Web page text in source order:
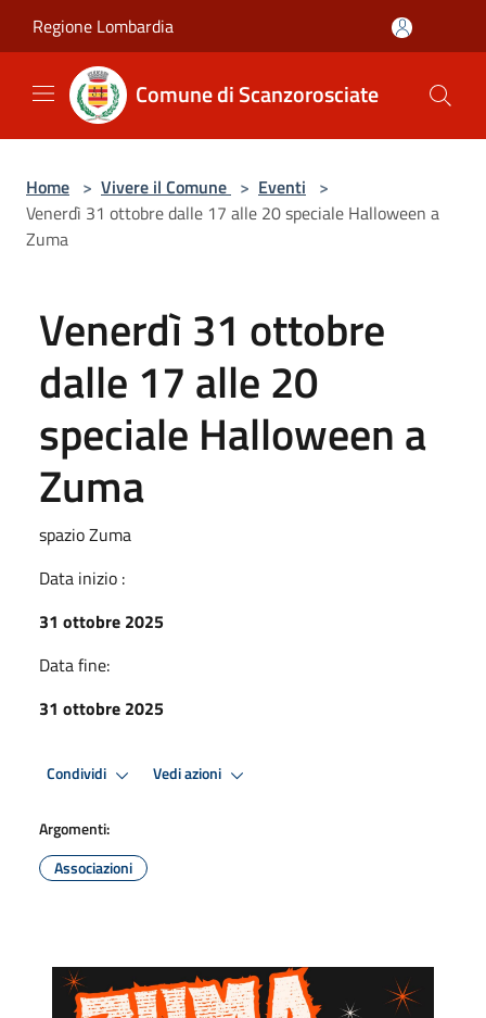
Regione Lombardia
Comune di Scanzorosciate
Home > Vivere il Comune > Eventi >
Venerdì 31 ottobre dalle 17 alle 20 speciale Halloween a
Zuma
Venerdì 31 ottobre
dalle 17 alle 20
speciale Halloween a
Zuma
spazio Zuma
Data inizio :
31 ottobre 2025
Data fine:
31 ottobre 2025
Condividi Vedi azioni
Argomenti:
Associazioni